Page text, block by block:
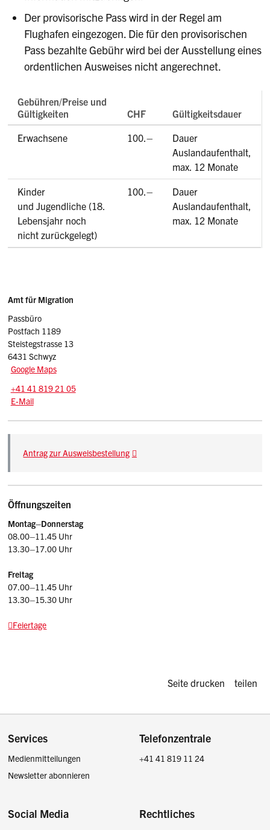
Der provisorische Pass wird in der Regel am
Flughafen eingezogen. Die für den provisorischen
Pass bezahlte Gebühr wird bei der Ausstellung eines
ordentlichen Ausweises nicht angerechnet.
Gebühren/Preise und
Gültigkeiten
CHF
Gültigkeitsdauer
Erwachsene
100.–
Dauer
Auslandaufenthalt,
max. 12 Monate
Kinder
und Jugendliche (18.
Lebensjahr noch
nicht zurückgelegt)
100.–
Dauer
Auslandaufenthalt,
max. 12 Monate
Sidebar
Adresse
Amt für Migration
Passbüro
Postfach 1189
Steistegstrasse 13
6431 Schwyz
Google Maps
Tel.:
+41 41 819 21 05
E-Mail: pass
E-Mail
Antrag zur Ausweisbestellung
Öffnungszeiten
Montag–Donnerstag
08.00–11.45 Uhr
13.30–17.00 Uhr
Freitag
07.00–11.45 Uhr
13.30–15.30 Uhr
Feiertage
Diese Seite
Seite drucken teilen
Footer
Services
Medienmitteilungen
Newsletter abonnieren
Telefonzentrale
+41 41 819 11 24
Social Media Rechtliches